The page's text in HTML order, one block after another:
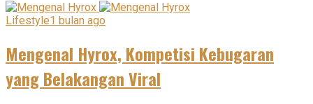
Lifestyle1 bulan ago
Mengenal Hyrox, Kompetisi Kebugaran
yang Belakangan Viral